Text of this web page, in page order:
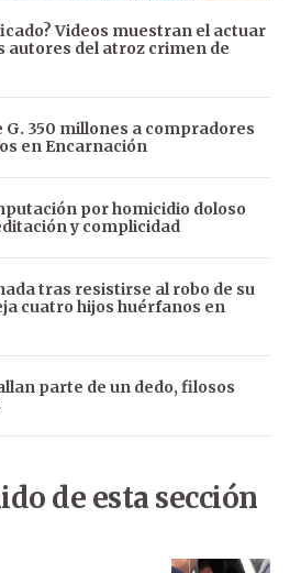
Videos muestran el actuar
autores del atroz crimen de
G. 350 millones a compradores
en Encarnación
por homicidio doloso
y complicidad
tras resistirse al robo de su
cuatro hijos huérfanos en
parte de un dedo, filosos
de esta sección